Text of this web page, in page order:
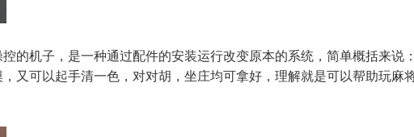
的机子，是一种通过配件的安装运行改变原本的系统，简单概括来说
又可以起手清一色，对对胡，坐庄均可拿好，理解就是可以帮助玩麻